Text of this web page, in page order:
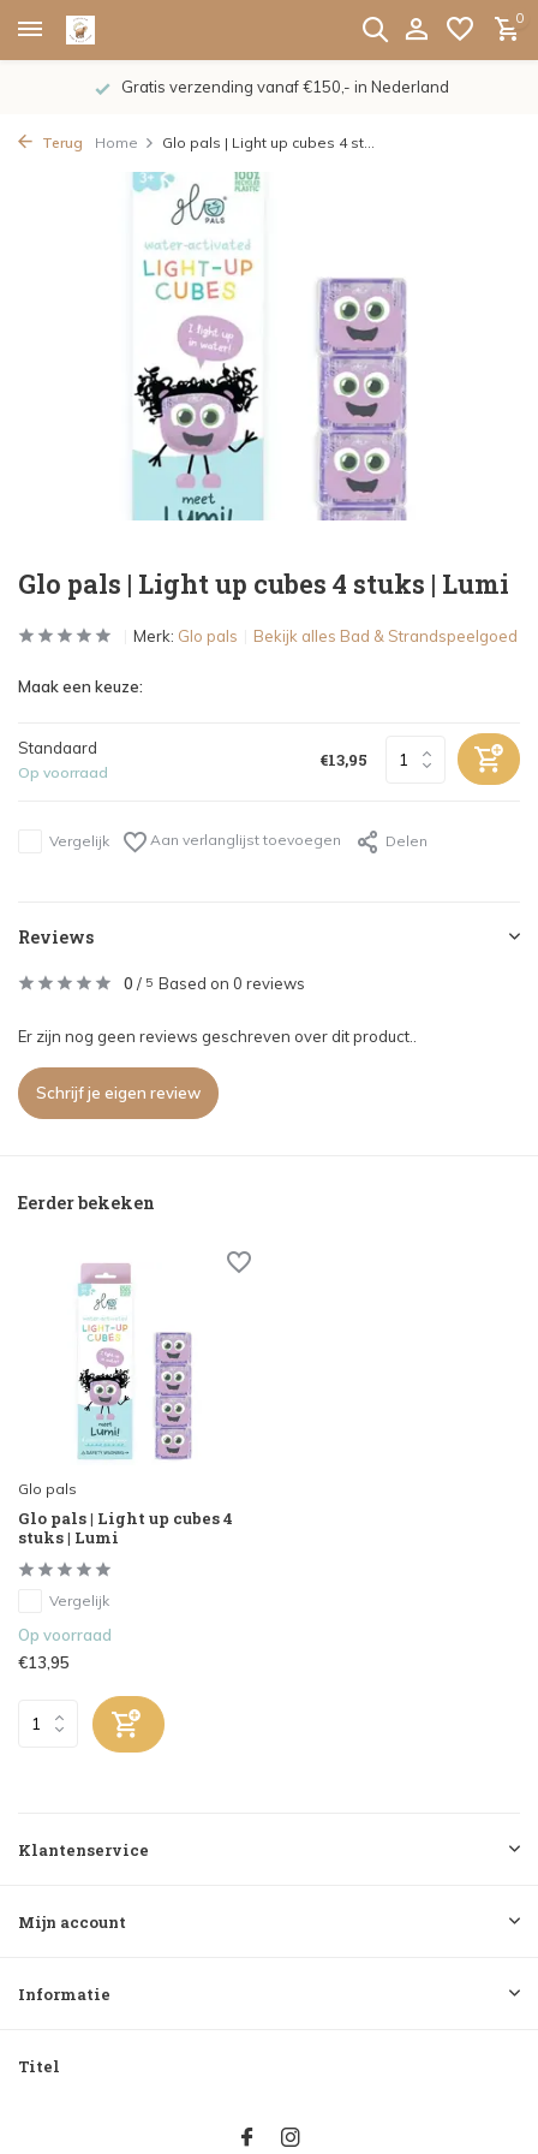
0
Gratis verzending vanaf €150,- in Nederland
Terug Home Glo pals | Light up cubes 4 st...
Glo pals | Light up cubes 4 stuks | Lumi
Merk: Glo pals Bekijk alles Bad & Strandspeelgoed
Maak een keuze:
Standaard
Op voorraad
€13,95
Vergelijk Aan verlanglijst toevoegen Delen
Reviews
0 / 5 Based on 0 reviews
Er zijn nog geen reviews geschreven over dit product..
Schrijf je eigen review
Eerder bekeken
Glo pals
Glo pals | Light up cubes 4
stuks | Lumi
Vergelijk
Op voorraad
€13,95
Klantenservice
Mijn account
Informatie
Titel